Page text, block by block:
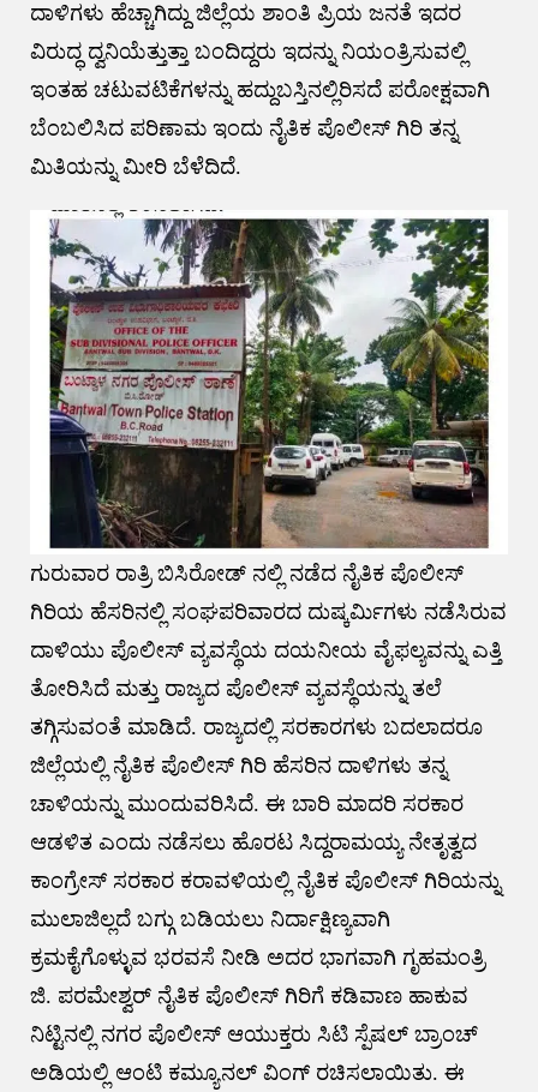
ದಾಳಿಗಳು ಹೆಚ್ಚಾಗಿದ್ದು ಜಿಲ್ಲೆಯ ಶಾಂತಿ ಪ್ರಿಯ ಜನತೆ ಇದರ
ವಿರುದ್ಧ ದ್ವನಿಯೆತ್ತುತ್ತಾ ಬಂದಿದ್ದರು ಇದನ್ನು ನಿಯಂತ್ರಿಸುವಲ್ಲಿ
ಇಂತಹ ಚಟುವಟಿಕೆಗಳನ್ನು ಹದ್ದುಬಸ್ತಿನಲ್ಲಿರಿಸದೆ ಪರೋಕ್ಷವಾಗಿ
ಬೆಂಬಲಿಸಿದ ಪರಿಣಾಮ ಇಂದು ನೈತಿಕ ಪೊಲೀಸ್ ಗಿರಿ ತನ್ನ
ಮಿತಿಯನ್ನು ಮೀರಿ ಬೆಳೆದಿದೆ.
ಗುರುವಾರ ರಾತ್ರಿ ಬಿಸಿರೋಡ್ ನಲ್ಲಿ ನಡೆದ ನೈತಿಕ ಪೊಲೀಸ್
ಗಿರಿಯ ಹೆಸರಿನಲ್ಲಿ ಸಂಘಪರಿವಾರದ ದುಷ್ಕರ್ಮಿಗಳು ನಡೆಸಿರುವ
ದಾಳಿಯು ಪೊಲೀಸ್ ವ್ಯವಸ್ಥೆಯ ದಯನೀಯ ವೈಫಲ್ಯವನ್ನು ಎತ್ತಿ
ತೋರಿಸಿದೆ ಮತ್ತು ರಾಜ್ಯದ ಪೊಲೀಸ್ ವ್ಯವಸ್ಥೆಯನ್ನು ತಲೆ
ತಗ್ಗಿಸುವಂತೆ ಮಾಡಿದೆ. ರಾಜ್ಯದಲ್ಲಿ ಸರಕಾರಗಳು ಬದಲಾದರೂ
ಜಿಲ್ಲೆಯಲ್ಲಿ ನೈತಿಕ ಪೊಲೀಸ್ ಗಿರಿ ಹೆಸರಿನ ದಾಳಿಗಳು ತನ್ನ
ಚಾಳಿಯನ್ನು ಮುಂದುವರಿಸಿದೆ. ಈ ಬಾರಿ ಮಾದರಿ ಸರಕಾರ
ಆಡಳಿತ ಎಂದು ನಡೆಸಲು ಹೊರಟ ಸಿದ್ದರಾಮಯ್ಯ ನೇತೃತ್ವದ
ಕಾಂಗ್ರೇಸ್ ಸರಕಾರ ಕರಾವಳಿಯಲ್ಲಿ ನೈತಿಕ ಪೊಲೀಸ್ ಗಿರಿಯನ್ನು
ಮುಲಾಜಿಲ್ಲದೆ ಬಗ್ಗು ಬಡಿಯಲು ನಿರ್ದಾಕ್ಷಿಣ್ಯವಾಗಿ
ಕ್ರಮಕೈಗೊಳ್ಳುವ ಭರವಸೆ ನೀಡಿ ಅದರ ಭಾಗವಾಗಿ ಗೃಹಮಂತ್ರಿ
ಜಿ. ಪರಮೇಶ್ವರ್ ನೈತಿಕ ಪೊಲೀಸ್ ಗಿರಿಗೆ ಕಡಿವಾಣ ಹಾಕುವ
ನಿಟ್ಟಿನಲ್ಲಿ ನಗರ ಪೊಲೀಸ್ ಆಯುಕ್ತರು ಸಿಟಿ ಸ್ಪೆಷಲ್ ಬ್ರಾಂಚ್
ಅಡಿಯಲ್ಲಿ ಆಂಟಿ ಕಮ್ಯೂನಲ್ ವಿಂಗ್ ರಚಿಸಲಾಯಿತು. ಈ